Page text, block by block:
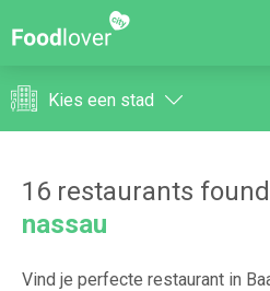
Kies een stad
16 restaurants
nassau
Vind je perfecte restaurant in